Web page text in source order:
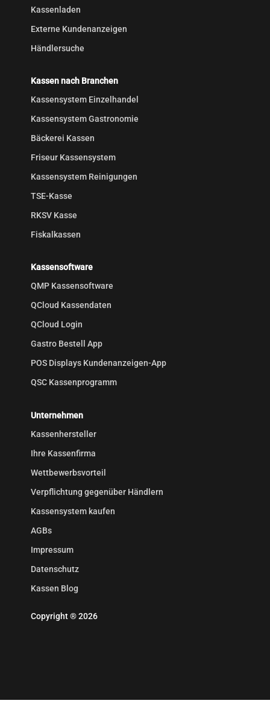
Kassenladen
Externe Kundenanzeigen
Händlersuche
Kassen nach Branchen
Kassensystem Einzelhandel
Kassensystem Gastronomie
Bäckerei Kassen
Friseur Kassensystem
Kassensystem Reinigungen
TSE-Kasse
RKSV Kasse
Fiskalkassen
Kassensoftware
QMP Kassensoftware
QCloud Kassendaten
QCloud Login
Gastro Bestell App
POS Displays Kundenanzeigen-App
QSC Kassenprogramm
Unternehmen
Kassenhersteller
Ihre Kassenfirma
Wettbewerbsvorteil
Verpflichtung gegenüber Händlern
Kassensystem kaufen
AGBs
Impressum
Datenschutz
Kassen Blog
Copyright ® 2026